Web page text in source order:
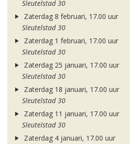
Sleutelstad 30
Zaterdag 8 februari, 17.00 uur
Sleutelstad 30
Zaterdag 1 februari, 17.00 uur
Sleutelstad 30
Zaterdag 25 januari, 17.00 uur
Sleutelstad 30
Zaterdag 18 januari, 17.00 uur
Sleutelstad 30
Zaterdag 11 januari, 17.00 uur
Sleutelstad 30
Zaterdag 4 januari, 17.00 uur